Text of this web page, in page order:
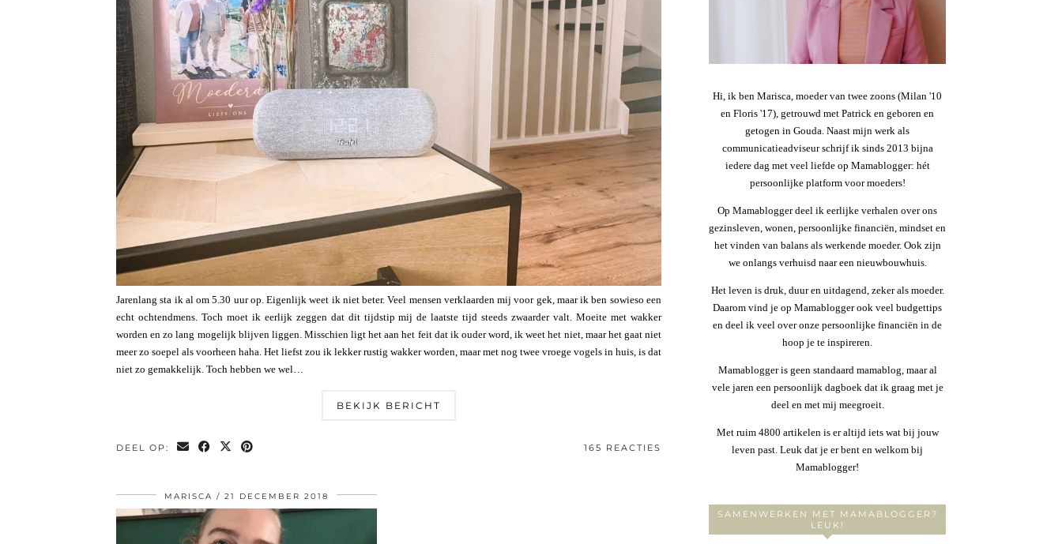
Jarenlang sta ik al om 5.30 uur op. Eigenlijk weet ik niet beter. Veel mensen verklaarden mij voor gek, maar ik ben sowieso een
echt ochtendmens. Toch moet ik eerlijk zeggen dat dit tijdstip mij de laatste tijd steeds zwaarder valt. Moeite met wakker
worden en zo lang mogelijk blijven liggen. Misschien ligt het aan het feit dat ik ouder word, ik weet het niet, maar het gaat niet
meer zo soepel als voorheen haha. Het liefst zou ik lekker rustig wakker worden, maar met nog twee vroege vogels in huis, is dat
niet zo gemakkelijk. Toch hebben we wel…
BEKIJK BERICHT
DEEL OP: 165 REACTIES
MARISCA 21 DECEMBER 2018
Hi, ik ben Marisca, moeder van twee zoons (Milan '10
en Floris '17), getrouwd met Patrick en geboren en
getogen in Gouda. Naast mijn werk als
communicatieadviseur schrijf ik sinds 2013 bijna
iedere dag met veel liefde op Mamablogger: hét
persoonlijke platform voor moeders!
Op Mamablogger deel ik eerlijke verhalen over ons
gezinsleven, wonen, persoonlijke financiën, mindset en
het vinden van balans als werkende moeder. Ook zijn
we onlangs verhuisd naar een nieuwbouwhuis.
Het leven is druk, duur en uitdagend, zeker als moeder.
Daarom vind je op Mamablogger ook veel budgettips
en deel ik veel over onze persoonlijke financiën in de
hoop je te inspireren.
Mamablogger is geen standaard mamablog, maar al
vele jaren een persoonlijk dagboek dat ik graag met je
deel en met mij meegroeit.
Met ruim 4800 artikelen is er altijd iets wat bij jouw
leven past. Leuk dat je er bent en welkom bij
Mamablogger!
SAMENWERKEN MET MAMABLOGGER?
LEUK!